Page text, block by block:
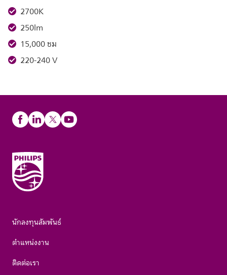
2700K
250lm
15,000 ชม
220-240 V
นักลงทุนสัมพันธ์
ตำแหน่งงาน
ติดต่อเรา